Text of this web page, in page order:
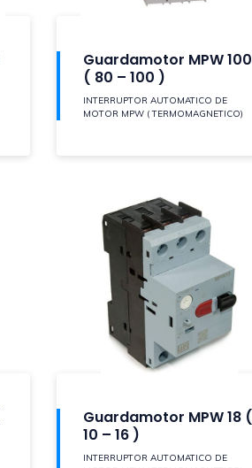
Guardamotor MPW 100
( 80 – 100 )
INTERRUPTOR AUTOMATICO DE
MOTOR MPW ( TERMOMAGNETICO)
Guardamotor MPW 18 (
10 – 16 )
INTERRUPTOR AUTOMATICO DE